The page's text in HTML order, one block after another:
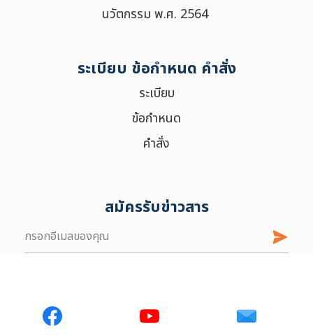
นวัตกรรม พ.ศ. 2564
ระเบียบ ข้อกำหนด คำสั่ง
ระเบียบ
ข้อกำหนด
คำสั่ง
สมัครรับข่าวสาร